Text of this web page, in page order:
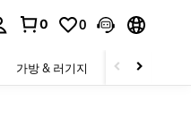
0 0
가방 & 러기지 스포츠 & 아웃